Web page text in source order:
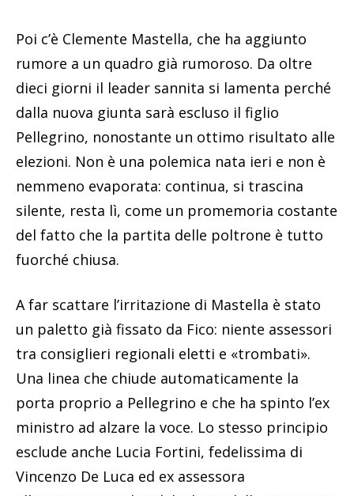
Poi c’è Clemente Mastella, che ha aggiunto
rumore a un quadro già rumoroso. Da oltre
dieci giorni il leader sannita si lamenta perché
dalla nuova giunta sarà escluso il figlio
Pellegrino, nonostante un ottimo risultato alle
elezioni. Non è una polemica nata ieri e non è
nemmeno evaporata: continua, si trascina
silente, resta lì, come un promemoria costante
del fatto che la partita delle poltrone è tutto
fuorché chiusa.
A far scattare l’irritazione di Mastella è stato
un paletto già fissato da Fico: niente assessori
tra consiglieri regionali eletti e «trombati».
Una linea che chiude automaticamente la
porta proprio a Pellegrino e che ha spinto l’ex
ministro ad alzare la voce. Lo stesso principio
esclude anche Lucia Fortini, fedelissima di
Vincenzo De Luca ed ex assessora